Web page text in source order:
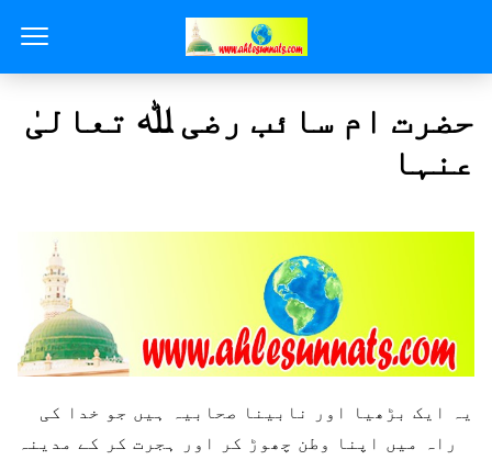
حضرت ام سائب رضی ﷲ تعالیٰ
عنہا
راہ میں اپنا وطن چھوڑ کر اور ہجرت کر کے مدینہ